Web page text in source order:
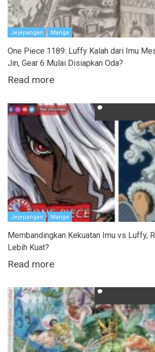
Jejepangan Manga
One Piece 1189: Luffy Kalah dari Imu
Jin, Gear 6 Mulai Disiapkan Oda?
Read more
Jejepangan Manga
Membandingkan Kekuatan Imu vs Luffy,
Lebih Kuat?
Read more